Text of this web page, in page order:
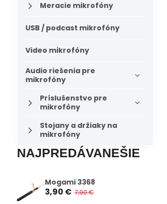
Meracie mikrofóny
USB / podcast mikrofóny
Video mikrofóny
Audio riešenia pre
mikrofóny
Príslušenstvo pre
mikrofóny
Stojany a držiaky na
mikrofóny
NAJPREDÁVANEŠIE
Mogami 3368
3,90 € 7,90 €